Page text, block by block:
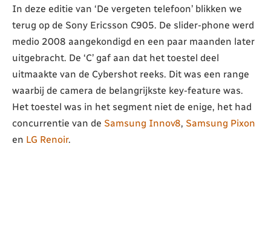
In deze editie van ‘De vergeten telefoon’ blikken we
terug op de Sony Ericsson C905. De slider-phone werd
medio 2008 aangekondigd en een paar maanden later
uitgebracht. De ‘C’ gaf aan dat het toestel deel
uitmaakte van de Cybershot reeks. Dit was een range
waarbij de camera de belangrijkste key-feature was.
Het toestel was in het segment niet de enige, het had
concurrentie van de Samsung Innov8, Samsung Pixon
en LG Renoir.